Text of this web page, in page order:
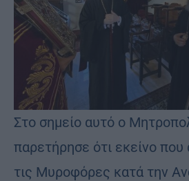
Στο σημείο αυτό ο
παρετήρησε ότι εκείνο που
τις Μυροφόρες κατά την